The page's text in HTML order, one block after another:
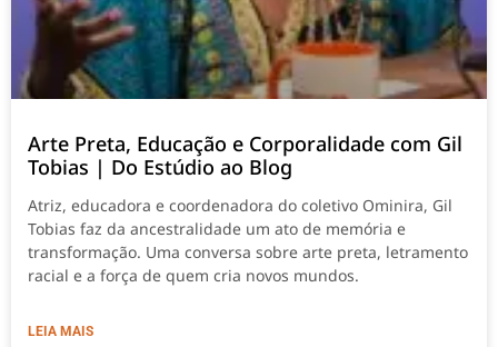
Arte Preta, Educação e Corporalidade com Gil
Tobias | Do Estúdio ao Blog
Atriz, educadora e coordenadora do coletivo Ominira, Gil
Tobias faz da ancestralidade um ato de memória e
transformação. Uma conversa sobre arte preta, letramento
racial e a força de quem cria novos mundos.
LEIA MAIS